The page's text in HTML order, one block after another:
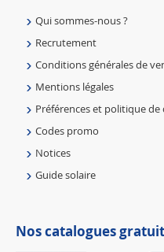
Qui sommes-nous ?
Recrutement
Conditions générales de
Mentions légales
Préférences et politique de
Codes promo
Notices
Guide solaire
Nos catalogues